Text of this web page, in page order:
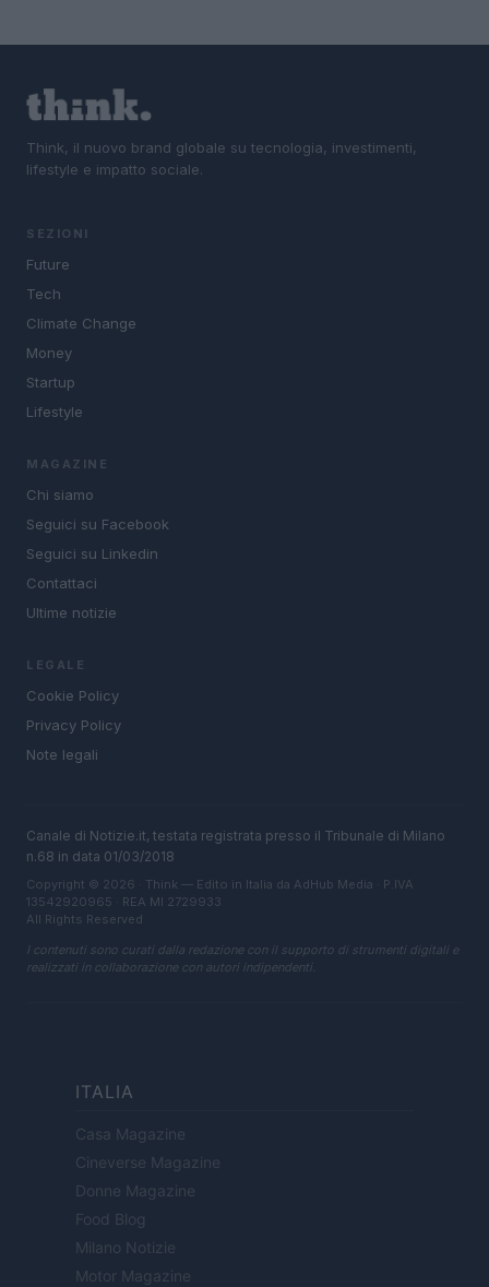
Think, il nuovo brand globale su tecnologia, investimenti,
lifestyle e impatto sociale.
SEZIONI
Future
Tech
Climate Change
Money
Startup
Lifestyle
MAGAZINE
Chi siamo
Seguici su Facebook
Seguici su Linkedin
Contattaci
Ultime notizie
LEGALE
Cookie Policy
Privacy Policy
Note legali
Canale di Notizie.it, testata registrata presso il Tribunale di Milano
n.68 in data 01/03/2018
Copyright © 2026 · Think — Edito in Italia da AdHub Media · P.IVA
13542920965 · REA MI 2729933
All Rights Reserved
I contenuti sono curati dalla redazione con il supporto di strumenti digitali e
realizzati in collaborazione con autori indipendenti.
ITALIA
Casa Magazine
Cineverse Magazine
Donne Magazine
Food Blog
Milano Notizie
Motor Magazine